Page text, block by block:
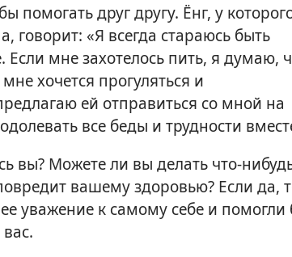
помогать друг другу. Ёнг, у
говорит: «Я всегда стараюсь быть
мне захотелось пить, я думаю,
хочется прогуляться и
ей отправиться со мной на
все беды и трудности
вы? Можете ли вы делать что-
вашему здоровью? Если да,
уважение к самому себе и помогли